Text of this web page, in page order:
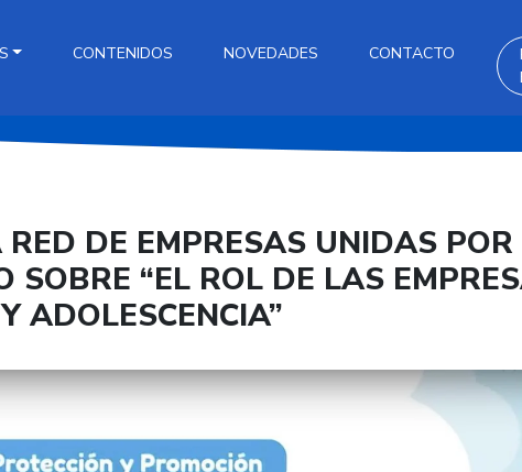
CONTENIDOS NOVEDADES CONTACTO
DE EMPRESAS UNIDAS
SOBRE “EL ROL DE LAS
ADOLESCENCIA”